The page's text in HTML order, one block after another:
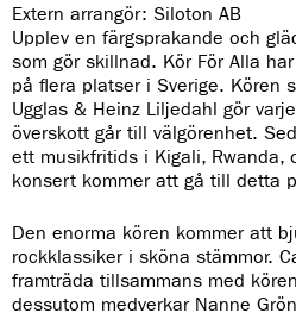
Extern arrangör: Siloton AB
Upplev en färgsprakande och
som gör skillnad. Kör För Alla
på flera platser i Sverige. Kören
Ugglas & Heinz Liljedahl gör
överskott går till välgörenhet.
ett musikfritids i Kigali, Rwanda,
konsert kommer att gå till detta
Den enorma kören kommer att
rockklassiker i sköna stämmor.
framträda tillsammans med
dessutom medverkar Nanne